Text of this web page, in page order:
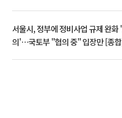
서울시, 정부에 정비사업 규제 완화
의'⋯국토부 "협의 중" 입장만 [종